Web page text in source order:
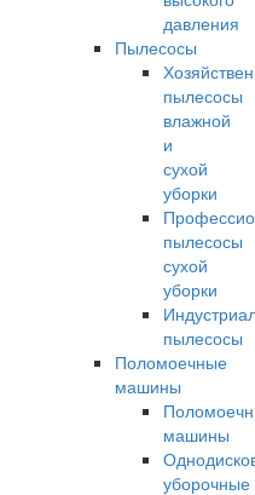
давления
Пылесосы
пылесосы
влажной
и
сухой
уборки
пылесосы
сухой
уборки
пылесосы
Поломоечные
машины
машины
уборочные